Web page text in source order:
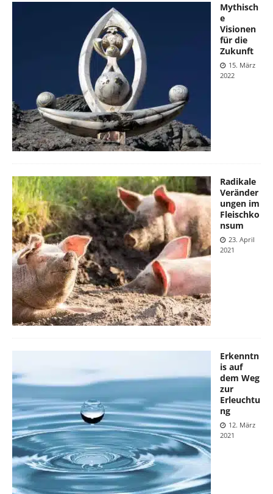
Mythisch
e
Visionen
für die
Zukunft
15. März
2022
Radikale
Veränder
ungen im
Fleischko
nsum
23. April
2021
Erkenntn
is auf
dem Weg
zur
Erleuchtu
ng
12. März
2021